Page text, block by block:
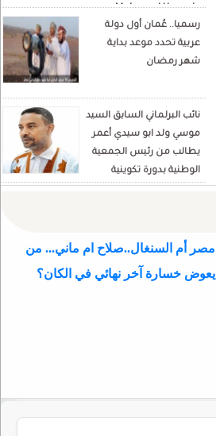
Mohamed Hamada
Écrivain et analyste
politique
رسميا.. عُمان أول دولة
عربية تحدد موعد بداية
شهر رمضان
نائب البرلماني السابق السيد
موسي ولد ابو سيدي أعمر
يطالب من رئيس الجمعية
الوطنية بدورة تكوينية
للنواب الجديد
مصر أم السنغال..صلاح ام ماني... من
يعوض خسارة آخر نهائي في الكان؟